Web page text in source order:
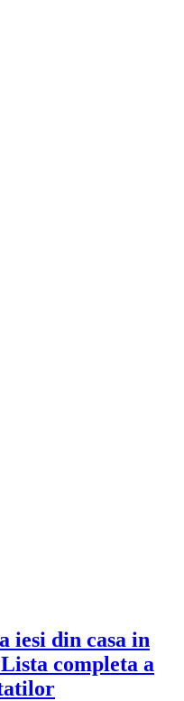
iesi din casa in
completa a